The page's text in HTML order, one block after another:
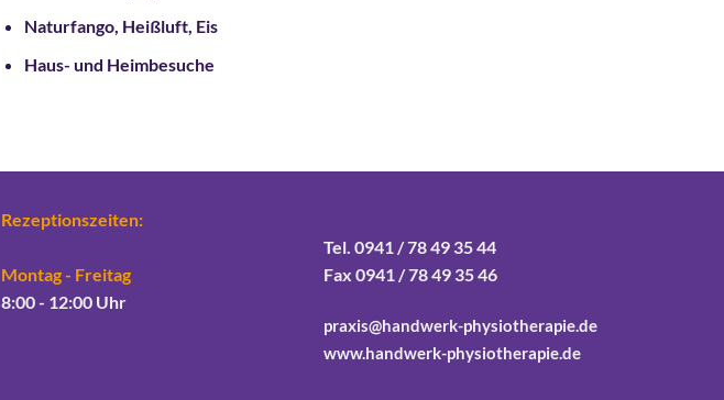
Naturfango, Heißluft, Eis
Haus- und Heimbesuche
Rezeptionszeiten:
Montag - Freitag
8:00 - 12:00 Uhr
Tel. 0941 / 78 49 35 44
Fax 0941 / 78 49 35 46
praxis@handwerk-physiotherapie.de
www.handwerk-physiotherapie.de